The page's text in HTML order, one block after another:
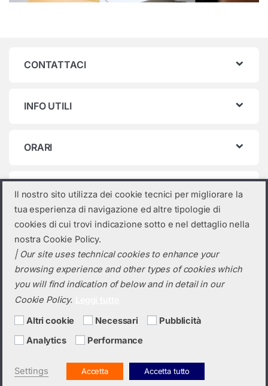
CONTATTACI
INFO UTILI
ORARI
Categorie prodotto
Seleziona una categoria
Hai bisogno di un preventivo?
+39 0423 6326
Il nostro sito utilizza dei cookie tecnici per migliorare la
tua esperienza di navigazione ed altre tipologie di
cookies di cui trovi indicazione sotto e nel dettaglio nella
nostra Cookie Policy.
| Our site uses technical cookies to enhance your
browsing experience and other types of cookies which
you will find indication of below and in detail in our
Cookie Policy.
Altri cookie Necessari
Pubblicità
Analytics
Performance
Settings Accetta Accetta tutto